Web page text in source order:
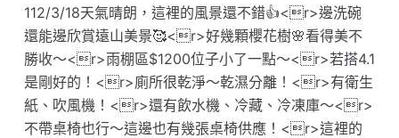
112/3/18天氣晴朗，這裡的風景還不錯👍<r>邊洗碗
還能邊欣賞遠山美景🥰<r>好幾顆櫻花樹🌸看得美不
勝收～<r>雨棚區$1200位子小了一點～<r>若搭4.1
是剛好的！<r>廁所很乾淨～乾濕分離！<r>有衛生
紙、吹風機！<r>還有飲水機、冷藏、冷凍庫～<r>
不帶桌椅也行～這邊也有幾張桌椅供應！<r>這裡的